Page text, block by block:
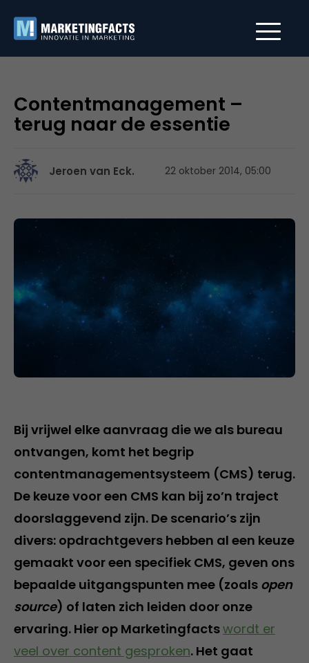
Contentmanagement –
terug naar de essentie
Jeroen van Eck. 22 oktober 2014, 05:00
Bij vrijwel elke aanvraag die we als bureau
ontvangen, komt het begrip
contentmanagementsysteem (CMS) terug.
De keuze voor een CMS kan bij zo’n traject
doorslaggevend zijn. De scenario’s zijn
divers: opdrachtgevers hebben al een keuze
gemaakt voor een specifiek CMS, geven ons
bepaalde uitgangspunten mee (zoals open
source) of laten zich leiden door onze
ervaring. Hier op Marketingfactswordt er
veel over content gesproken. Het gaat